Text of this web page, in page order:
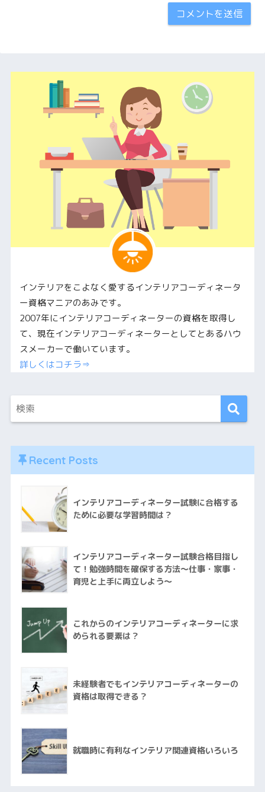
インテリアをこよなく愛するインテリアコーディネータ
ー資格マニアのあみです。
2007年にインテリアコーディネーターの資格を取得し
て、現在インテリアコーディネーターとしてとあるハウ
スメーカーで働いています。
詳しくはコチラ⇒
Recent Posts
インテリアコーディネーター試験に合格する
ために必要な学習時間は？
インテリアコーディネーター試験合格目指し
て！勉強時間を確保する方法～仕事・家事・
育児と上手に両立しよう～
これからのインテリアコーディネーターに求
められる要素は？
未経験者でもインテリアコーディネーターの
資格は取得できる？
就職時に有利なインテリア関連資格いろいろ